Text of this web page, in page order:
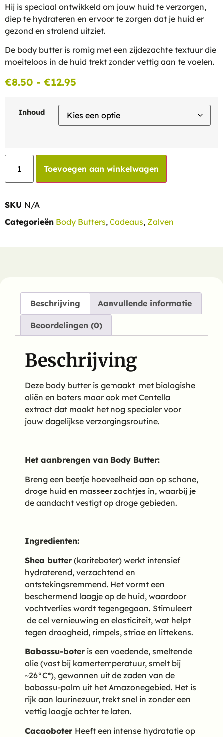
Hij is speciaal ontwikkeld om jouw huid te verzorgen,
diep te hydrateren en ervoor te zorgen dat je huid er
gezond en stralend uitziet.
De body butter is romig met een zijdezachte textuur die
moeiteloos in de huid trekt zonder vettig aan te voelen.
€8.50 - €12.95
Inhoud
Toevoegen aan winkelwagen
SKU N/A
Categorieën Body Butters, Cadeaus, Zalven
Beschrijving Aanvullende informatie
Beoordelingen (0)
Beschrijving
Deze body butter is gemaakt met biologishe
oliën en boters maar ook met Centella
extract dat maakt het nog specialer voor
jouw dagelijkse verzorgingsroutine.
Het aanbrengen van Body Butter:
Breng een beetje hoeveelheid aan op schone,
droge huid en masseer zachtjes in, waarbij je
de aandacht vestigt op droge gebieden.
Ingredienten:
Shea butter (kariteboter) werkt intensief
hydraterend, verzachtend en
ontstekingsremmend. Het vormt een
beschermend laagje op de huid, waardoor
vochtverlies wordt tegengegaan. Stimuleert
de cel vernieuwing en elasticiteit, wat helpt
tegen droogheid, rimpels, striae en littekens.
Babassu-boter is een voedende, smeltende
olie (vast bij kamertemperatuur, smelt bij
~26°C*), gewonnen uit de zaden van de
babassu-palm uit het Amazonegebied. Het is
rijk aan laurinezuur, trekt snel in zonder een
vettig laagje achter te laten.
Cacaoboter Heeft een intense hydratatie op